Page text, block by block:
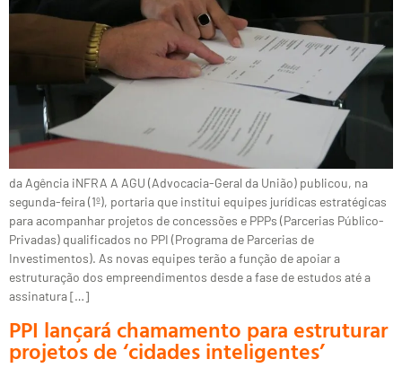
da Agência iNFRA A AGU (Advocacia-Geral da União) publicou, na
segunda-feira (1º), portaria que institui equipes jurídicas estratégicas
para acompanhar projetos de concessões e PPPs (Parcerias Público-
Privadas) qualificados no PPI (Programa de Parcerias de
Investimentos). As novas equipes terão a função de apoiar a
estruturação dos empreendimentos desde a fase de estudos até a
assinatura […]
PPI lançará chamamento para estruturar
projetos de ‘cidades inteligentes’